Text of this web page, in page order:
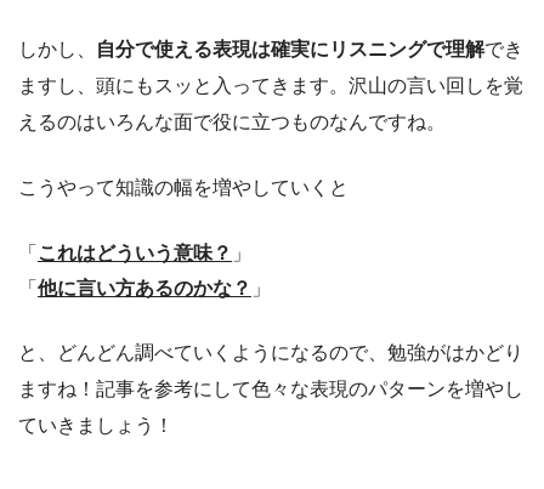
しかし、 自分で使える表現は確実にリスニングで理解でき
ますし、頭にもスッと入ってきます。沢山の言い回しを覚
えるのはいろんな面で役に立つものなんですね。
こうやって知識の幅を増やしていくと
「 これはどういう意味？ 」
「 他に言い方あるのかな？ 」
と、どんどん調べていくようになるので、勉強がはかどり
ますね！記事を参考にして色々な表現のパターンを増やし
ていきましょう！